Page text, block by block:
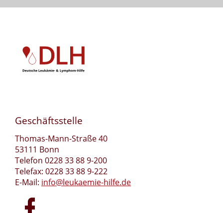
Geschäftsstelle
Thomas-Mann-Straße 40
53111 Bonn
Telefon 0228 33 88 9-200
Telefax: 0228 33 88 9-222
E-Mail: info@leukaemie-hilfe.de